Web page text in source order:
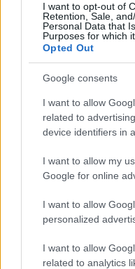
I want to opt-out of
Retention, Sale,
Personal Data that
Purposes for which
Opted Out
Google consents
I want to allow
related to
device identifiers in
I want to allow my
Google for online
I want to allow
personalized
I want to allow
related to analytics
SOCIETÀ
Siamo un Paese
limonata per